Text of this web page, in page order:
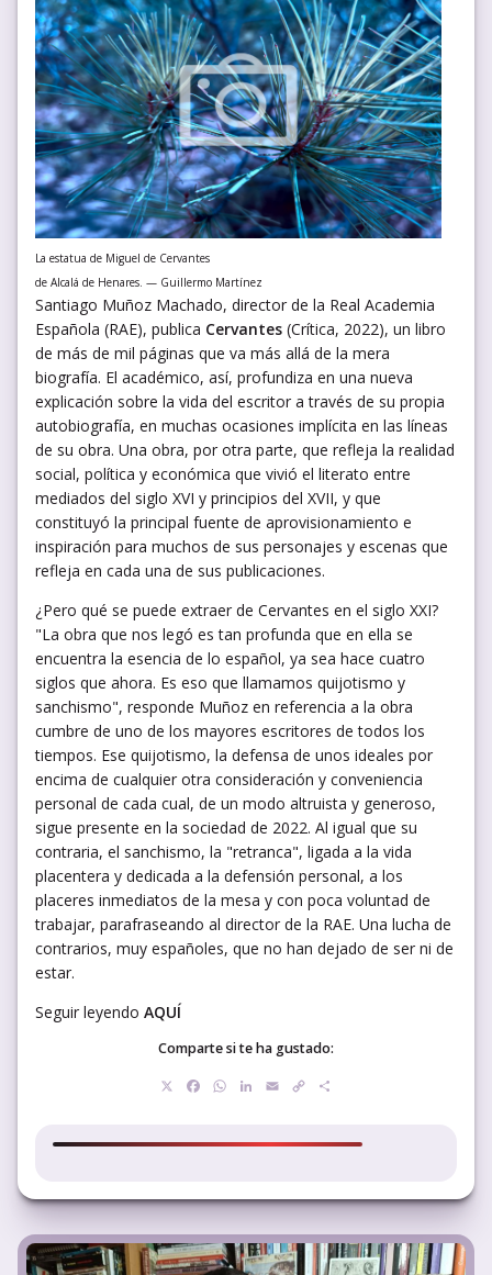
La estatua de Miguel de Cervantes
de Alcalá de Henares. — Guillermo Martínez
Santiago Muñoz Machado, director de la Real Academia
Española (RAE), publica Cervantes (Crítica, 2022), un libro
de más de mil páginas que va más allá de la mera
biografía. El académico, así, profundiza en una nueva
explicación sobre la vida del escritor a través de su propia
autobiografía, en muchas ocasiones implícita en las líneas
de su obra. Una obra, por otra parte, que refleja la realidad
social, política y económica que vivió el literato entre
mediados del siglo XVI y principios del XVII, y que
constituyó la principal fuente de aprovisionamiento e
inspiración para muchos de sus personajes y escenas que
refleja en cada una de sus publicaciones.
¿Pero qué se puede extraer de Cervantes en el siglo XXI?
"La obra que nos legó es tan profunda que en ella se
encuentra la esencia de lo español, ya sea hace cuatro
siglos que ahora. Es eso que llamamos quijotismo y
sanchismo", responde Muñoz en referencia a la obra
cumbre de uno de los mayores escritores de todos los
tiempos. Ese quijotismo, la defensa de unos ideales por
encima de cualquier otra consideración y conveniencia
personal de cada cual, de un modo altruista y generoso,
sigue presente en la sociedad de 2022. Al igual que su
contraria, el sanchismo, la "retranca", ligada a la vida
placentera y dedicada a la defensión personal, a los
placeres inmediatos de la mesa y con poca voluntad de
trabajar, parafraseando al director de la RAE. Una lucha de
contrarios, muy españoles, que no han dejado de ser ni de
estar.
Seguir leyendo AQUÍ
Comparte si te ha gustado:
Facebook
WhatsApp
LinkedIn
EmailCopy